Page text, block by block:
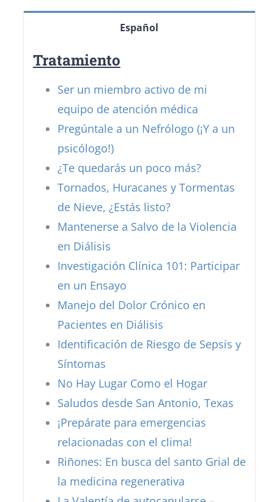
Español
Tratamiento
Ser un miembro activo de mi
equipo de atención médica
Pregúntale a un Nefrólogo (¡Y a un
psicólogo!)
¿Te quedarás un poco más?
Tornados, Huracanes y Tormentas
de Nieve, ¿Estás listo?
Mantenerse a Salvo de la Violencia
en Diálisis
Investigación Clínica 101: Participar
en un Ensayo
Manejo del Dolor Crónico en
Pacientes en Diálisis
Identificación de Riesgo de Sepsis y
Síntomas
No Hay Lugar Como el Hogar
Saludos desde San Antonio, Texas
¡Prepárate para emergencias
relacionadas con el clima!
Riñones: En busca del santo Grial de
la medicina regenerativa